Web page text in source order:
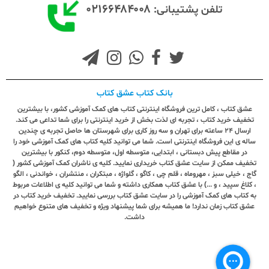
تلفن پشتیبانی: ۰۲۱۶۶۴۸۴۰۰۸
بانک کتاب عشق کتاب
عشق کتاب ، کامل ترین فروشگاه اینترنتی کتاب های کمک آموزشی کشور، با بیشترین
تخفیف خرید کتاب ، تجربه ای لذت بخش از خرید اینترنتی را برای شما تداعی می کند.
ارسال ٢٤ ساعته برای تهران و سه روز کاری برای شهرستان ها حاصل تجربه ی چندین
ساله ی این فروشگاه اینترنتی است. شما می توانید کلیه کتاب های کمک آموزشی خود را
در مقاطع پیش دبستانی ، ابتدایی، متوسطه اول، متوسطه دوم، کنکور با بیشترین
تخفیف ممکن از سایت عشق کتاب خریداری نمایید. کلیه ی ناشران کمک آموزشی کشور (
گاج ، خیلی سبز ، مهروماه ، قلم چی ، کاگو ، گلواژه ، مبتکران ، منتشران ، خواندنی ، الگو
، کلاغ سپید ، و ...) با عشق کتاب همکاری داشته و شما می توانید کلیه ی اطلاعات مربوط
به کتاب های کمک آموزشی را در سایت عشق کتاب بررسی نمایید. تخفیف خرید کتاب در
عشق کتاب زمان ندارد! ما همیشه برای شما پیشنهاد ویژه و تخفیف های متنوع خواهیم
داشت.